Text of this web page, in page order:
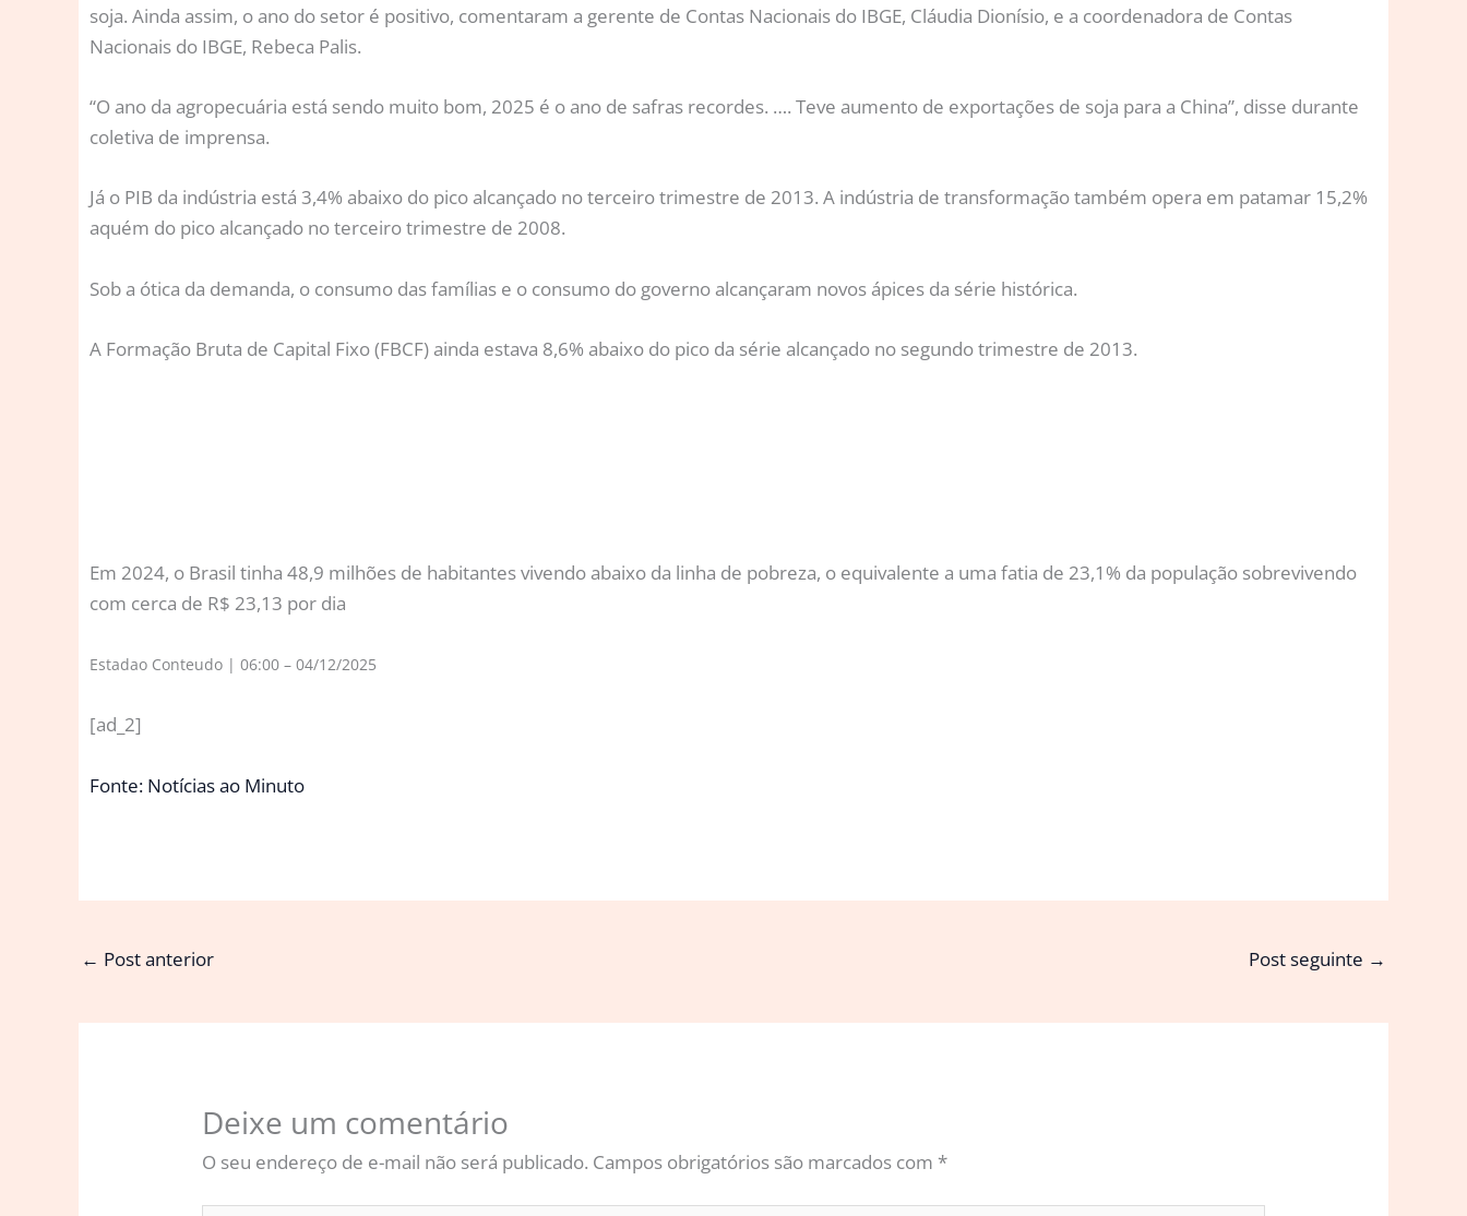
soja. Ainda assim, o ano do setor é positivo, comentaram a gerente de Contas Nacionais do IBGE, Cláudia Dionísio, e a coordenadora de Contas
Nacionais do IBGE, Rebeca Palis.
“O ano da agropecuária está sendo muito bom, 2025 é o ano de safras recordes. …. Teve aumento de exportações de soja para a China”, disse durante
coletiva de imprensa.
Já o PIB da indústria está 3,4% abaixo do pico alcançado no terceiro trimestre de 2013. A indústria de transformação também opera em patamar 15,2%
aquém do pico alcançado no terceiro trimestre de 2008.
Sob a ótica da demanda, o consumo das famílias e o consumo do governo alcançaram novos ápices da série histórica.
A Formação Bruta de Capital Fixo (FBCF) ainda estava 8,6% abaixo do pico da série alcançado no segundo trimestre de 2013.
Em 2024, o Brasil tinha 48,9 milhões de habitantes vivendo abaixo da linha de pobreza, o equivalente a uma fatia de 23,1% da população sobrevivendo
com cerca de R$ 23,13 por dia
Estadao Conteudo | 06:00 – 04/12/2025
[ad_2]
Fonte: Notícias ao Minuto
← Post anterior Post seguinte →
Deixe um comentário
O seu endereço de e-mail não será publicado. Campos obrigatórios são marcados com*